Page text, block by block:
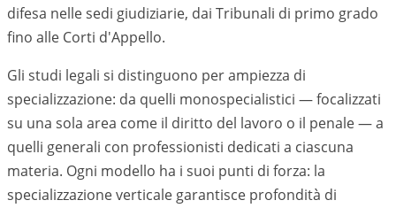
difesa nelle sedi giudiziarie, dai Tribunali di primo grado
fino alle Corti d'Appello.
Gli studi legali si distinguono per ampiezza di
specializzazione: da quelli monospecialistici — focalizzati
su una sola area come il diritto del lavoro o il penale — a
quelli generali con professionisti dedicati a ciascuna
materia. Ogni modello ha i suoi punti di forza: la
specializzazione verticale garantisce profondità di